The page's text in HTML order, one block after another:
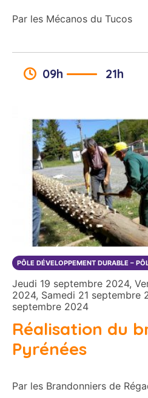
Par les Mécanos du Tucos
09h 21h
PÔLE DÉVELOPPEMENT DURABLE –
Jeudi 19 septembre 2024,
2024, Samedi 21 septembre
septembre 2024
Réalisation du
Pyrénées
Par les Brandonniers de